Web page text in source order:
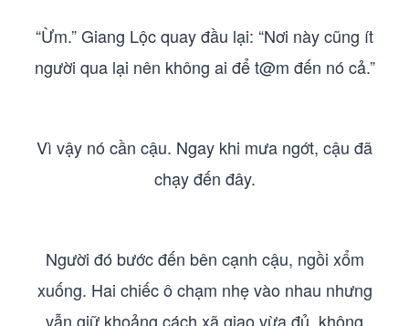
“Ừm.” Giang Lộc quay đầu lại: “Nơi này cũng ít
người qua lại nên không ai để t@m đến nó cả.”
Vì vậy nó cần cậu. Ngay khi mưa ngớt, cậu đã
chạy đến đây.
Người đó bước đến bên cạnh cậu, ngồi xổm
xuống. Hai chiếc ô chạm nhẹ vào nhau nhưng
vẫn giữ khoảng cách xã giao vừa đủ, không